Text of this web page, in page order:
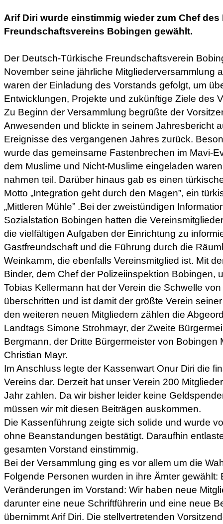
Arif Diri wurde einstimmig wieder zum Chef
Freundschaftsvereins Bobingen gewählt.
Der Deutsch-Türkische Freundschaftsverein
November seine jährliche Mitgliederversammlung
waren der Einladung des Vorstands gefolgt, um
Entwicklungen, Projekte und zukünftige Ziele des
Zu Beginn der Versammlung begrüßte der
Anwesenden und blickte in seinem Jahresbericht
Ereignisse des vergangenen Jahres zurück.
wurde das gemeinsame Fastenbrechen im Mavi-
dem Muslime und Nicht-Muslime eingeladen
nahmen teil. Darüber hinaus gab es einen
Motto „Integration geht durch den Magen”, ein
„Mittleren Mühle” .Bei der zweistündigen
Sozialstation Bobingen hatten die
die vielfältigen Aufgaben der Einrichtung zu
Gastfreundschaft und die Führung durch die
Weinkamm, die ebenfalls Vereinsmitglied ist. Mit
Binder, dem Chef der Polizeiinspektion Bobingen,
Tobias Kellermann hat der Verein die Schwelle
überschritten und ist damit der größte Verein
den weiteren neuen Mitgliedern zählen die
Landtags Simone Strohmayr, der Zweite
Bergmann, der Dritte Bürgermeister von Bobingen
Christian Mayr.
Im Anschluss legte der Kassenwart Onur Diri die
Vereins dar. Derzeit hat unser Verein 200
Jahr zahlen. Da wir bisher leider keine
müssen wir mit diesen Beiträgen auskommen.
Die Kassenführung zeigte sich solide und wurde
ohne Beanstandungen bestätigt. Daraufhin
gesamten Vorstand einstimmig.
Bei der Versammlung ging es vor allem um die
Folgende Personen wurden in ihre Ämter gewählt:
Veränderungen im Vorstand: Wir haben neue
darunter eine neue Schriftführerin und eine neue
übernimmt Arif Diri. Die stellvertretenden